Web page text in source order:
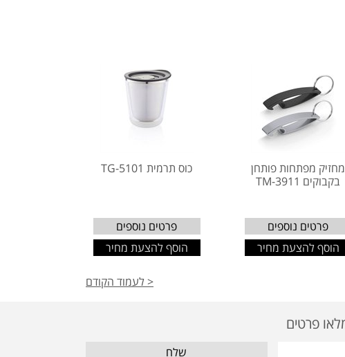
מחזיק מפתחות פותחן
בקבוקים TM-3911
פרטים נוספים
הוסף להצעת מחיר
כוס תרמית TG-5101
פרטים נוספים
הוסף להצעת מחיר
< לעמוד הקודם
שלח